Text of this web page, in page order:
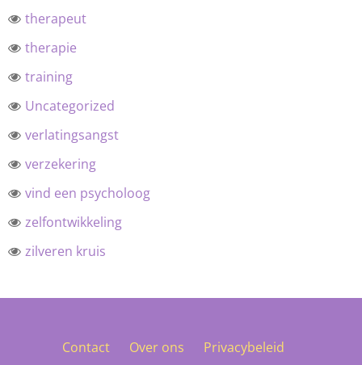
therapeut
therapie
training
Uncategorized
verlatingsangst
verzekering
vind een psycholoog
zelfontwikkeling
zilveren kruis
Contact Over ons Privacybeleid